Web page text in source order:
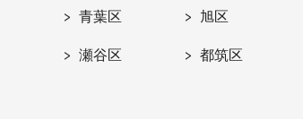
青葉区 旭区
瀬谷区 都筑区